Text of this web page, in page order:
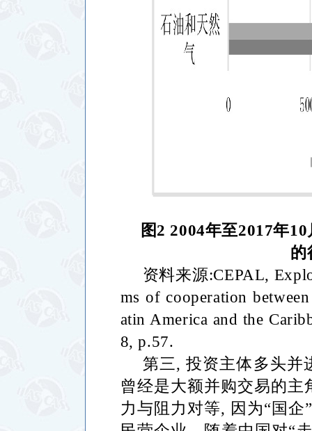
图2 2004年至2017年10
的
资料来源:CEPAL,
ms of cooperation
atin America and the
8, p.57.
第三, 投资主体多头并
曾经是大额并购交易的主
力与阻力对等, 因为“国企”